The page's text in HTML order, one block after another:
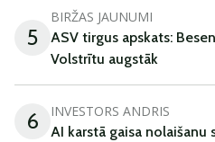
5
BIRŽAS JAUNUMI
ASV tirgus apskats:
Volstrītu augstāk
6 INVESTORS ANDRIS
AI karstā gaisa nolaišanu